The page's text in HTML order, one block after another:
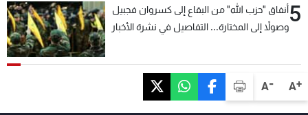
A+
A-
5أنفاق "حزب الله" من البقاع إلى كسروان فجبيل
وصولاً إلى المختارة... التفاصيل في نشرة الأخبار